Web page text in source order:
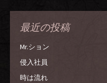
最近の投稿
Mr.ション
侵入社員
時は流れ